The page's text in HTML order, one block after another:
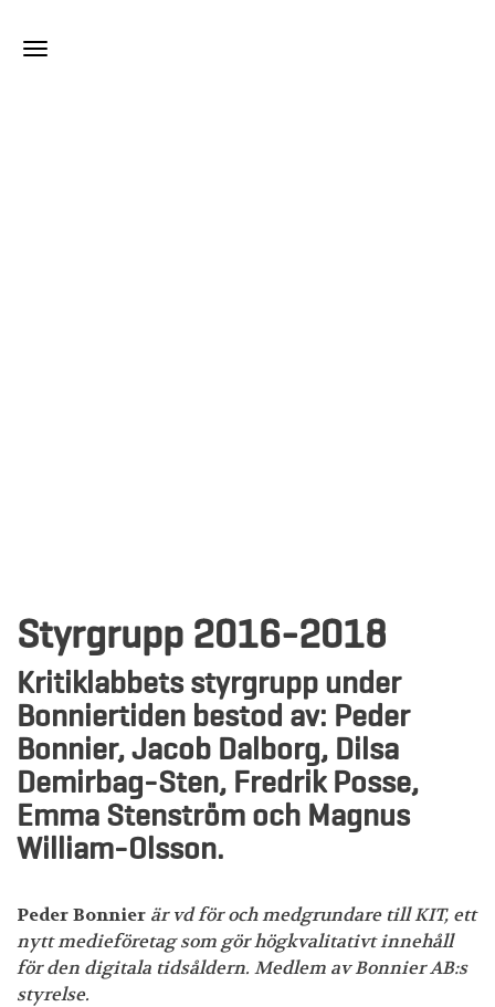
Styrgrupp 2016-2018
Kritiklabbets styrgrupp under
Bonniertiden bestod av: Peder
Bonnier, Jacob Dalborg, Dilsa
Demirbag-Sten, Fredrik Posse,
Emma Stenström och Magnus
William-Olsson.
Peder Bonnier är vd för och medgrundare till KIT, ett
nytt medieföretag som gör högkvalitativt innehåll
för den digitala tidsåldern. Medlem av Bonnier AB:s
styrelse.